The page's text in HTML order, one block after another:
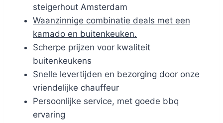
steigerhout Amsterdam
Waanzinnige combinatie deals met een
kamado en buitenkeuken.
Scherpe prijzen voor kwaliteit
buitenkeukens
Snelle levertijden en bezorging door onze
vriendelijke chauffeur
Persoonlijke service, met goede bbq
ervaring